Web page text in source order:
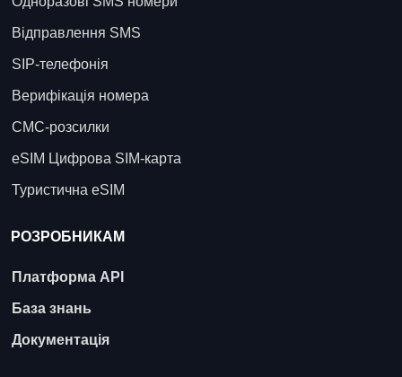
Відправлення SMS
SIP-телефонія
Верифікація номера
СМС-розсилки
eSIM Цифрова SIM-карта
Туристична eSIM
РОЗРОБНИКАМ
Платформа API
База знань
Документація